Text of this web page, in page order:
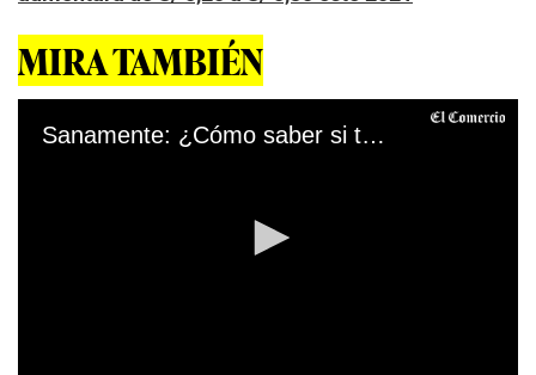
MIRA TAMBIÉN
Sanamente: ¿Cómo saber si te puedes contagiar al hablar con alguien?